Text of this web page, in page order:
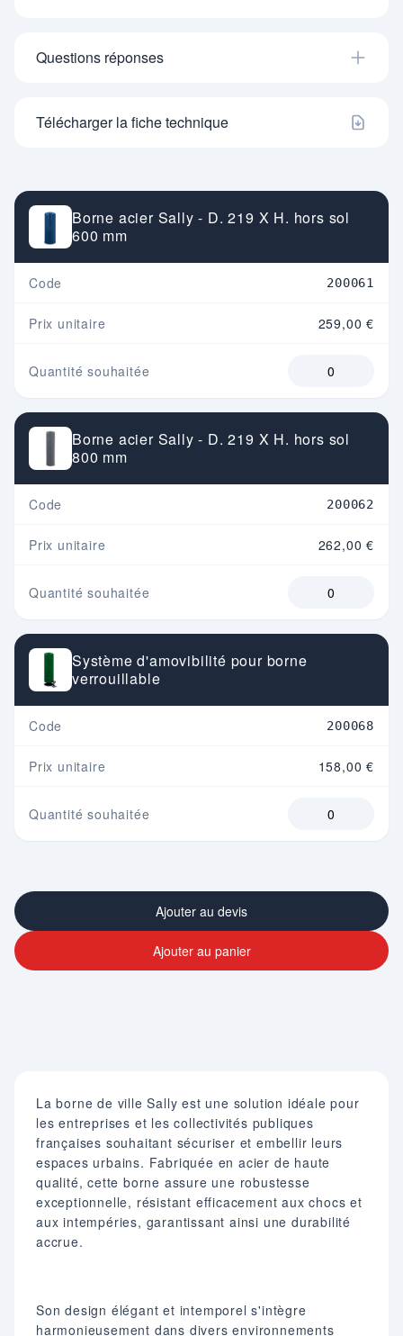
Questions réponses
Télécharger la fiche technique
Borne acier Sally - D. 219 X H. hors sol
600 mm
Code 200061
Prix unitaire 259,00 €
Quantité souhaitée
Borne acier Sally - D. 219 X H. hors sol
800 mm
Code 200062
Prix unitaire 262,00 €
Quantité souhaitée
Système d'amovibilité pour borne
verrouillable
Code 200068
Prix unitaire 158,00 €
Quantité souhaitée
Ajouter au devis
Ajouter au panier
La borne de ville Sally est une solution idéale pour
les entreprises et les collectivités publiques
françaises souhaitant sécuriser et embellir leurs
espaces urbains. Fabriquée en acier de haute
qualité, cette borne assure une robustesse
exceptionnelle, résistant efficacement aux chocs et
aux intempéries, garantissant ainsi une durabilité
accrue.
Son design élégant et intemporel s'intègre
harmonieusement dans divers environnements